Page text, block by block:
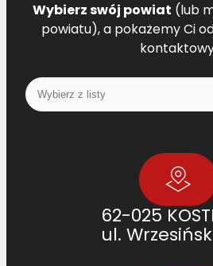
Wybierz swój powiat (lub
powiatu), a pokażemy Ci
62-025
ul.